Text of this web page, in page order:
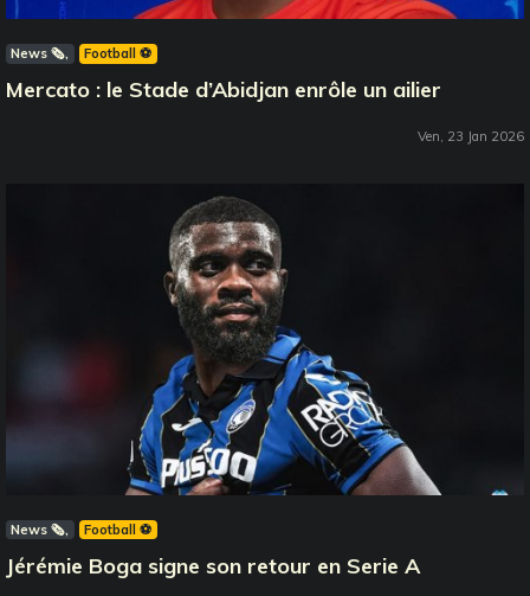
News 🗞️ Football ⚽️
Mercato : le Stade d’Abidjan enrôle un ailier
Ven, 23 Jan 2026
News 🗞️ Football ⚽️
Jérémie Boga signe son retour en Serie A